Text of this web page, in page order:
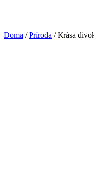
Doma /Príroda / Krása